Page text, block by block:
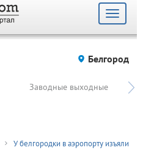
Toggle
Белгород
Заводные выходные
У белгородки в аэропорту изъяли